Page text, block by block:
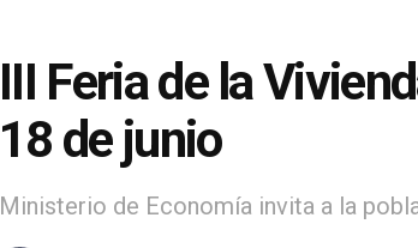
III Feria de la
18 de junio
Ministerio de Economía invita a la